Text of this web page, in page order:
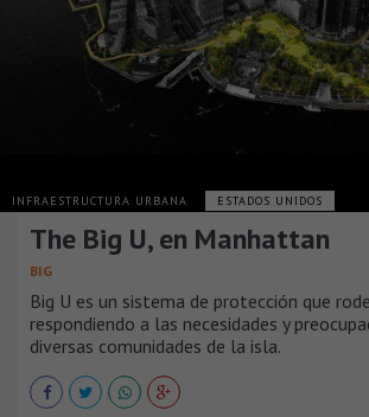
INFRAESTRUCTURA URBANA ESTADOS UNIDOS
The Big U, en Manhattan
BIG
Big U es un sistema de protección que
respondiendo a las necesidades y
diversas comunidades de la isla.